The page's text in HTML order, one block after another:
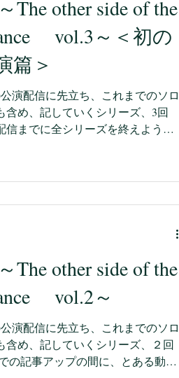
The other side of the
vol.3～＜初の
篇＞
演配信に先立ち、これまでのソロ
含め、記していくシリーズ、3回
信までに全シリーズを終えようと
The other side of the
vol.2～
演配信に先立ち、これまでのソロ
含め、記していくシリーズ、２回
の記事アップの間に、とある動き